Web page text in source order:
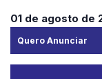
01 de agosto de
Quero Anunciar